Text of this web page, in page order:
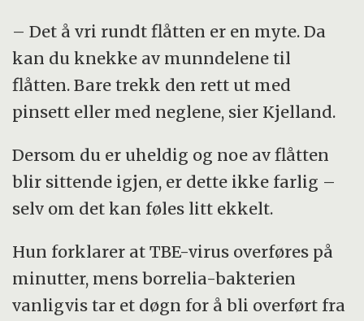
– Det å vri rundt flåtten er en myte. Da
kan du knekke av munndelene til
flåtten. Bare trekk den rett ut med
pinsett eller med neglene, sier Kjelland.
Dersom du er uheldig og noe av flåtten
blir sittende igjen, er dette ikke farlig –
selv om det kan føles litt ekkelt.
Hun forklarer at TBE-virus overføres på
minutter, mens borrelia-bakterien
vanligvis tar et døgn for å bli overført fra